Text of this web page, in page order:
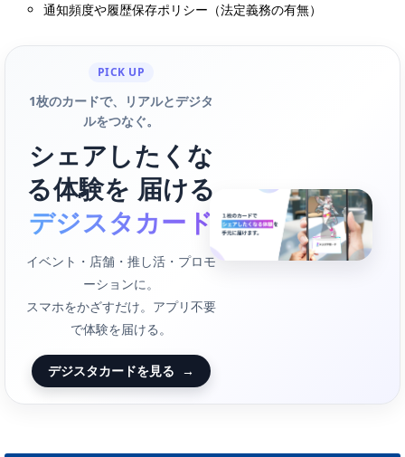
通知頻度や履歴保存ポリシー（法定義務の有無）
PICK UP
1枚のカードで、リアルとデジタ
ルをつなぐ。
シェアしたくな
る体験を 届ける
デジスタカード
イベント・店舗・推し活・プロモ
ーションに。
スマホをかざすだけ。アプリ不要
で体験を届ける。
デジスタカードを見る →